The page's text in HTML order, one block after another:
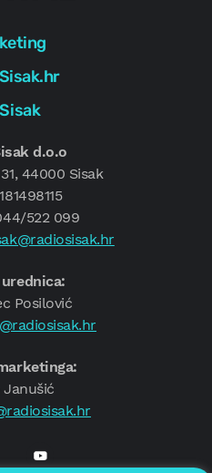
d.o.o
44000 Sisak
522 099
Posilović
Janušić